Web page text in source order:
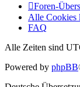
Foren-
Alle Cookies
FAQ
Alle Zeiten sind
Powered by phpBB